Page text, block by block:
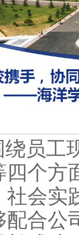
员工
四个方
会实
合公